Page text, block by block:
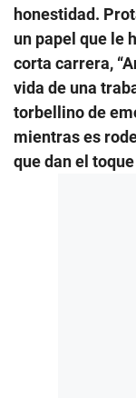
honestidad.
un papel que le
corta carrera,
vida de una
torbellino de
mientras es
que dan el